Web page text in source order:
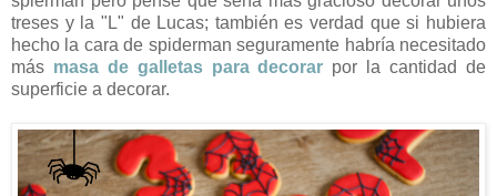
treses y la "L" de Lucas; también es verdad que si hubiera
hecho la cara de spiderman seguramente habría necesitado
más masa de galletas para decorar por la cantidad de
superficie a decorar.